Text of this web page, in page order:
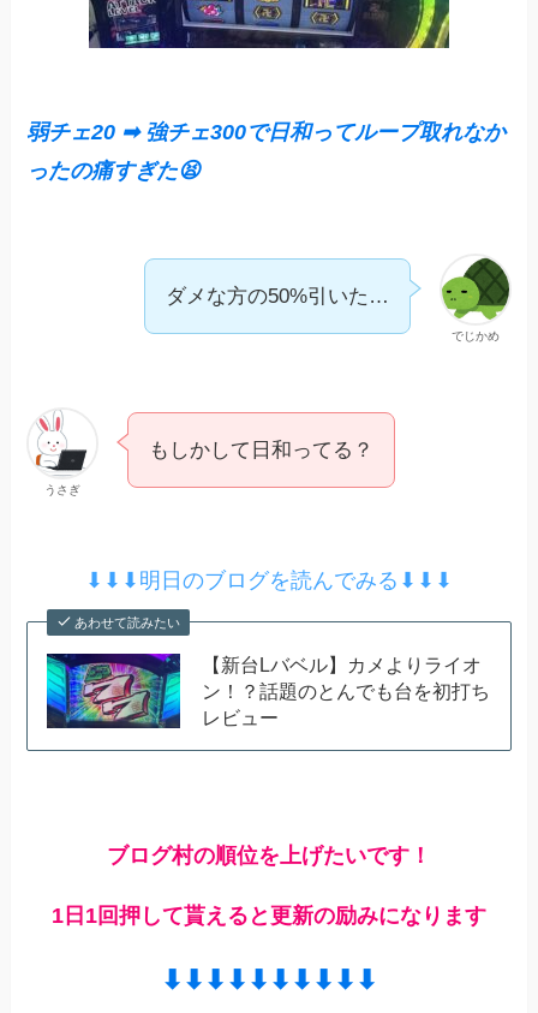
弱チェ20 ➡︎ 強チェ300で日和ってループ取れなか
ったの痛すぎた😫
でじかめ
ダメな方の50%引いた…
うさぎ
もしかして日和ってる？
⬇︎⬇︎⬇︎明日のブログを読んでみる⬇︎⬇︎⬇︎
あわせて読みたい
【新台Lバベル】カメよりライオ
ン！？話題のとんでも台を初打ち
レビュー
ブログ村の順位を上げたいです！
1日1回押して貰えると更新の励みになります
⬇︎⬇︎⬇︎⬇︎⬇︎⬇︎⬇︎⬇︎⬇︎⬇︎